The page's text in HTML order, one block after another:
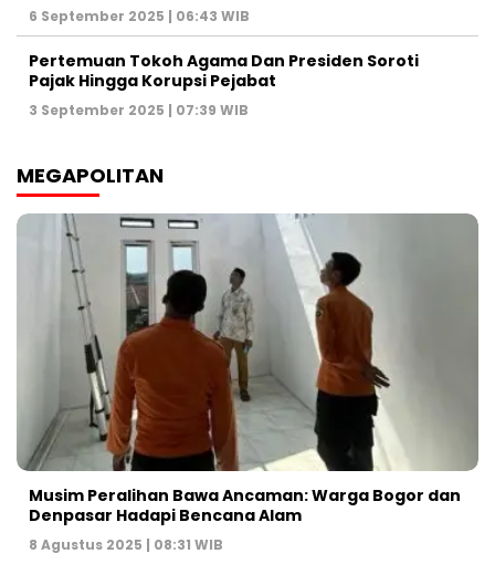
6 September 2025 | 06:43 WIB
Pertemuan Tokoh Agama Dan Presiden Soroti
Pajak Hingga Korupsi Pejabat
3 September 2025 | 07:39 WIB
MEGAPOLITAN
Musim Peralihan Bawa Ancaman: Warga Bogor dan
Denpasar Hadapi Bencana Alam
8 Agustus 2025 | 08:31 WIB